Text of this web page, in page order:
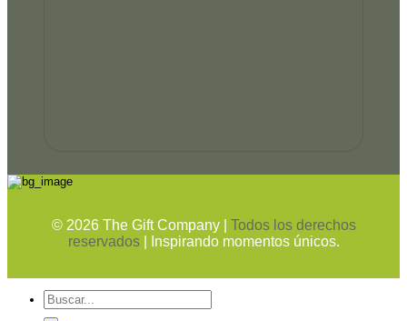
© 2026The Gift Company | Todos los derechos
reservados
| Inspirando momentos únicos.
Buscar
por: